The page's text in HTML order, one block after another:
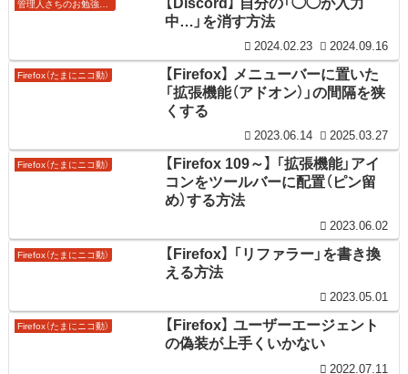
中…」を消す方法
2024.02.23 2024.09.16
Firefox（たまにニコ動）
【Firefox】 メニューバーに置いた
「拡張機能（アドオン）」の間隔を狭
くする
2023.06.14 2025.03.27
Firefox（たまにニコ動）
【Firefox 109～】 「拡張機能」アイ
コンをツールバーに配置（ピン留
め）する方法
2023.06.02
Firefox（たまにニコ動）
【Firefox】 「リファラー」を書き換
える方法
2023.05.01
Firefox（たまにニコ動）
【Firefox】 ユーザーエージェント
の偽装が上手くいかない
2022.07.11